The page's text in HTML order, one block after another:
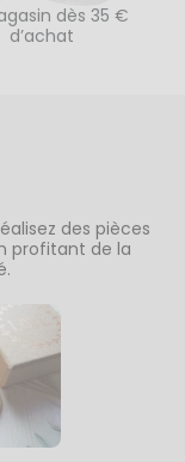
dès 35 €
d’achat
des pièces
profitant de la